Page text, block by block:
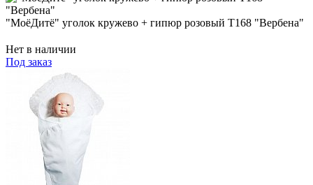
"МоёДитё" уголок кружево + гипюр розовый Т168 "Вербена"
Нет в наличии
Под заказ